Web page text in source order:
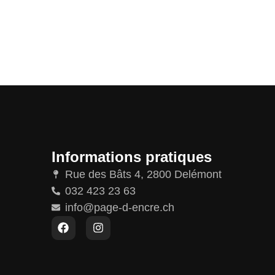
Informations pratiques
Rue des Bâts 4, 2800 Delémont
032 423 23 63
info@page-d-encre.ch